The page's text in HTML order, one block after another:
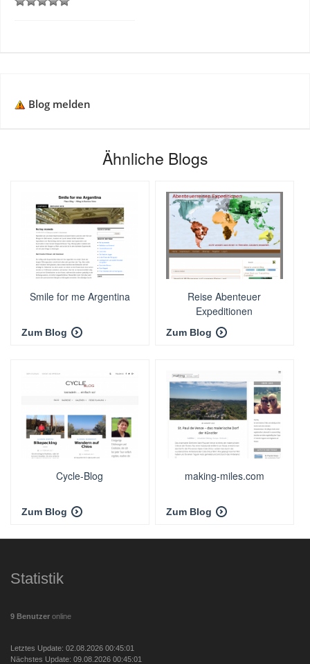
Blog melden
Ähnliche Blogs
Smile for me Argentina
Zum Blog
Reise Abenteuer
Expeditionen
Zum Blog
Cycle-Blog
Zum Blog
making-miles.com
Zum Blog
Statistik
9 Benutzer online
Letztes Update: 02.08.2026 00:45:01
Nächstes Update: 09.08.2026 00:45:01